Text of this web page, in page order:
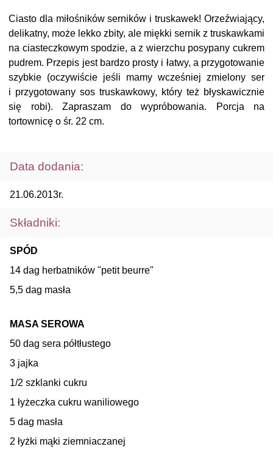
Ciasto dla miłośników serników i truskawek! Orzeźwiający,
delikatny, może lekko zbity, ale miękki sernik z truskawkami
na ciasteczkowym spodzie, a z wierzchu posypany cukrem
pudrem. Przepis jest bardzo prosty i łatwy, a przygotowanie
szybkie (oczywiście jeśli mamy wcześniej zmielony ser
i przygotowany sos truskawkowy, który też błyskawicznie
się robi). Zapraszam do wypróbowania. Porcja na
tortownicę o śr. 22 cm.
Data dodania:
21.06.2013r.
Składniki:
SPÓD
14 dag herbatników "petit beurre"
5,5 dag masła
MASA SEROWA
50 dag sera półtłustego
3 jajka
1/2 szklanki cukru
1 łyżeczka cukru waniliowego
5 dag masła
2 łyżki mąki ziemniaczanej